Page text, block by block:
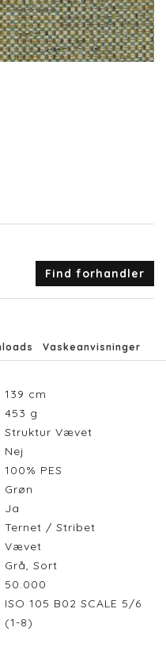
Find forhandler
Vaskeanvisninger
139 cm
453 g
Struktur Vævet
Nej
100% PES
Grøn
Ja
Ternet / Stribet
Vævet
Grå, Sort
50.000
ISO 105 B02 SCALE 5/6
(1-8)